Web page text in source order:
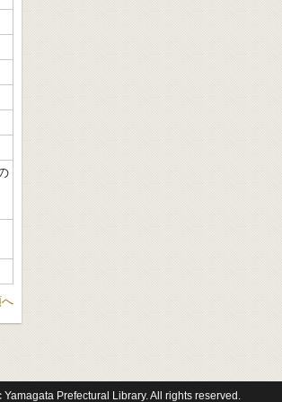
Yamagata Prefectural Library. All rights reserved.